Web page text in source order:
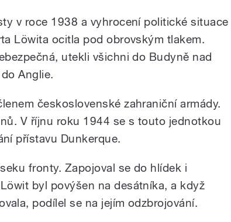
v roce 1938 a vyhrocení politické situace
Löwita ocitla pod obrovským tlakem.
utekli všichni do Budyně nad
Anglie.
československé zahraniční armády.
V říjnu roku 1944 se s touto jednotkou
přístavu Dunkerque.
fronty. Zapojoval se do hlídek i
byl povýšen na desátníka, a když
podílel se na jejím odzbrojování.